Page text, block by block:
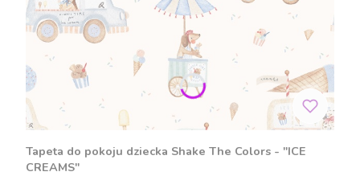
Tapeta do pokoju dziecka Shake The Colors - "ICE
CREAMS"